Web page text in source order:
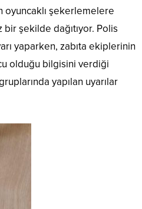
oyuncaklı şekerlemelere
şekilde dağıtıyor. Polis
yaparken, zabıta ekiplerinin
olduğu bilgisini verdiği
yapılan uyarılar